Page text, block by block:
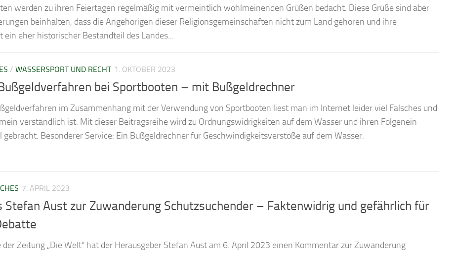
werden zu ihren Feiertagen regelmäßig mit vermeintlich wohlmeinenden Grüßen bedacht. Diese Grüße sind aber
beinhalten, dass die Angehörigen dieser Religionsgemeinschaften nicht zum Land gehören und ihre
ein eher historischer Bestandteil des Landes...
/ WASSERSPORT UND RECHT 1. OKTOBER 2023
bei Sportbooten – mit Bußgeldrechner
im Zusammenhang mit der Verwendung von Sportbooten liest man im Internet leider viel Falsches und
verständlich ist. Mit dieser Beitragsreihe wird zu Ordnungswidrigkeiten auf dem Wasser und ihren Folgenein
Besonderer Service: Ein Bußgeldrechner für Geschwindigkeitsverstöße auf dem Wasser.
7. APRIL 2023
Stefan Aust zur Zuwanderung Schutzsuchender – Faktenwidrig und gefährlich für
Zeitung „Die Welt“ hat der Herausgeber Stefan Aust am 6. April 2023 einen Kommentar zur Zuwanderung